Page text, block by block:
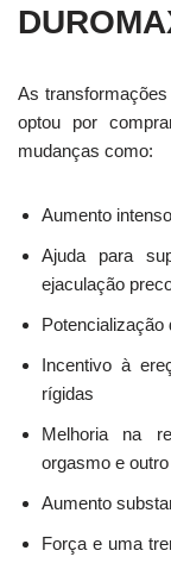
As
optou por
mudanças como:
Aumento
Ajuda para
ejaculação
Potencialização
Incentivo à
rígidas
Melhoria na
orgasmo e outro
Aumento
Força e uma